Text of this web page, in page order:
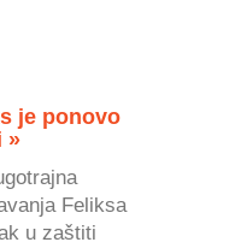
je ponovo
»
Feliksa
u zaštiti